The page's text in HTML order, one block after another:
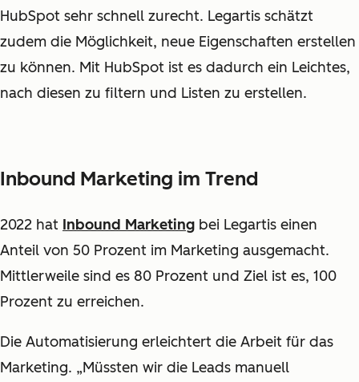
HubSpot sehr schnell zurecht. Legartis schätzt
zudem die Möglichkeit, neue Eigenschaften erstellen
zu können. Mit HubSpot ist es dadurch ein Leichtes,
nach diesen zu filtern und Listen zu erstellen.
Inbound Marketing im Trend
2022 hat Inbound Marketing bei Legartis einen
Anteil von 50 Prozent im Marketing ausgemacht.
Mittlerweile sind es 80 Prozent und Ziel ist es, 100
Prozent zu erreichen.
Die Automatisierung erleichtert die Arbeit für das
Marketing. „Müssten wir die Leads manuell